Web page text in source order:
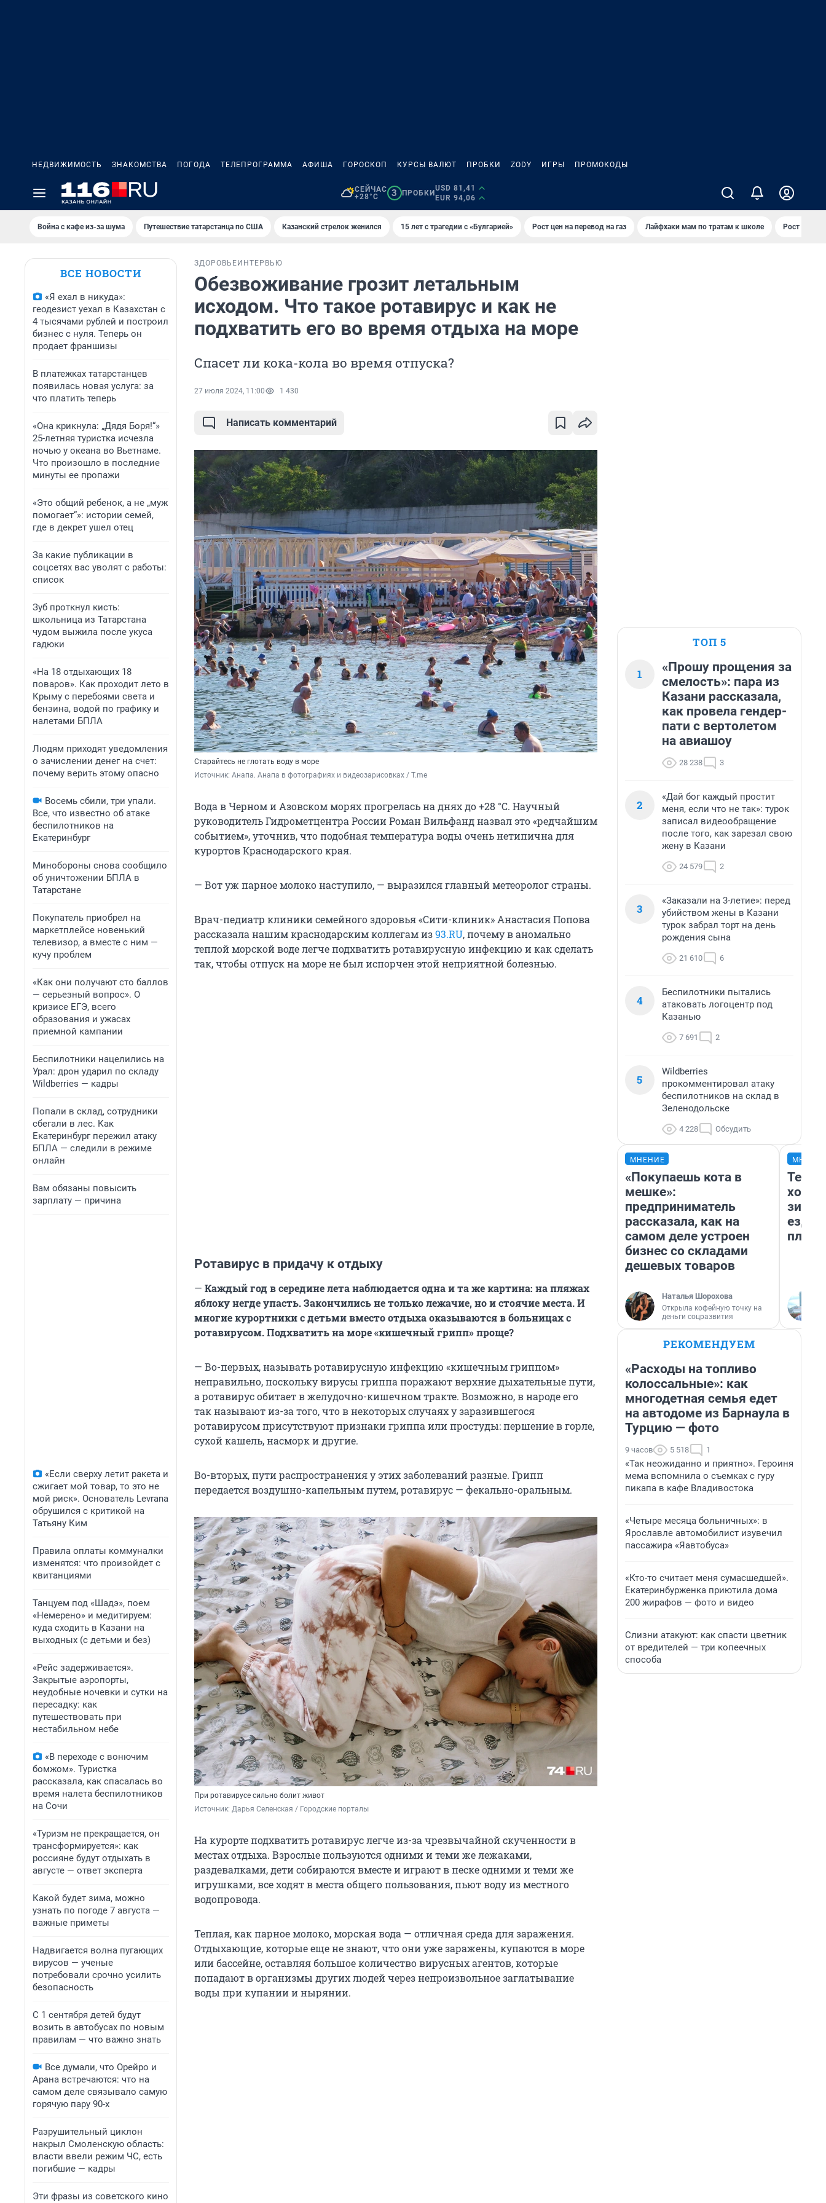
НЕДВИЖИМОСТЬ ЗНАКОМСТВА ПОГОДА ТЕЛЕПРОГРАММА АФИША ГОРОСКОП КУРСЫ ВАЛЮТ ПРОБКИ ZODY ИГРЫ ПРОМОКОДЫ
СЕЙЧАС
+28°C
3 ПРОБКИ
USD 81,41
EUR 94,06
Война с кафе из-за шума Путешествие татарстанца по США Казанский стрелок женился 15 лет с трагедии с «Булгарией» Рост цен на перевод на газ Лайфхаки мам по тратам к школе Рост цен на
ВСЕ НОВОСТИ
«Я ехал в никуда»:
геодезист уехал в Казахстан с
4 тысячами рублей и построил
бизнес с нуля. Теперь он
продает франшизы
В платежках татарстанцев
появилась новая услуга: за
что платить теперь
«Она крикнула: „Дядя Боря!“»
25-летняя туристка исчезла
ночью у океана во Вьетнаме.
Что произошло в последние
минуты ее пропажи
«Это общий ребенок, а не „муж
помогает“»: истории семей,
где в декрет ушел отец
За какие публикации в
соцсетях вас уволят с работы:
список
Зуб проткнул кисть:
школьница из Татарстана
чудом выжила после укуса
гадюки
«На 18 отдыхающих 18
поваров». Как проходит лето в
Крыму с перебоями света и
бензина, водой по графику и
налетами БПЛА
Людям приходят уведомления
о зачислении денег на счет:
почему верить этому опасно
Восемь сбили, три упали.
Все, что известно об атаке
беспилотников на
Екатеринбург
Минобороны снова сообщило
об уничтожении БПЛА в
Татарстане
Покупатель приобрел на
маркетплейсе новенький
телевизор, а вместе с ним —
кучу проблем
«Как они получают сто баллов
— серьезный вопрос». О
кризисе ЕГЭ, всего
образования и ужасах
приемной кампании
Беспилотники нацелились на
Урал: дрон ударил по складу
Wildberries — кадры
Попали в склад, сотрудники
сбегали в лес. Как
Екатеринбург пережил атаку
БПЛА — следили в режиме
онлайн
Вам обязаны повысить
зарплату — причина
«Если сверху летит ракета и
сжигает мой товар, то это не
мой риск». Основатель Levrana
обрушился с критикой на
Татьяну Ким
Правила оплаты коммуналки
изменятся: что произойдет с
квитанциями
Танцуем под «Шадэ», поем
«Немерено» и медитируем:
куда сходить в Казани на
выходных (с детьми и без)
«Рейс задерживается».
Закрытые аэропорты,
неудобные ночевки и сутки на
пересадку: как
путешествовать при
нестабильном небе
«В переходе с вонючим
бомжом». Туристка
рассказала, как спасалась во
время налета беспилотников
на Сочи
«Туризм не прекращается, он
трансформируется»: как
россияне будут отдыхать в
августе — ответ эксперта
Какой будет зима, можно
узнать по погоде 7 августа —
важные приметы
Надвигается волна пугающих
вирусов — ученые
потребовали срочно усилить
безопасность
С 1 сентября детей будут
возить в автобусах по новым
правилам — что важно знать
Все думали, что Орейро и
Арана встречаются: что на
самом деле связывало самую
горячую пару 90-х
Разрушительный циклон
накрыл Смоленскую область:
власти ввели режим ЧС, есть
погибшие — кадры
Эти фразы из советского кино
ЗДОРОВЬЕ ИНТЕРВЬЮ
Обезвоживание грозит летальным
исходом. Что такое ротавирус и как не
подхватить его во время отдыха на море
Спасет ли кока-кола во время отпуска?
27 июля 2024, 11:00 1 430
Написать комментарий
Старайтесь не глотать воду в море
Источник: Анапа. Анапа в фотографиях и видеозарисовках / T.me
Вода в Черном и Азовском морях прогрелась на днях до +28 °С. Научный
руководитель Гидрометцентра России Роман Вильфанд назвал это «редчайшим
событием», уточнив, что подобная температура воды очень нетипична для
курортов Краснодарского края.
— Вот уж парное молоко наступило, — выразился главный метеоролог страны.
Врач-педиатр клиники семейного здоровья «Сити-клиник» Анастасия Попова
рассказала нашим краснодарским коллегам из93.RU, почему в аномально
теплой морской воде легче подхватить ротавирусную инфекцию и как сделать
так, чтобы отпуск на море не был испорчен этой неприятной болезнью.
Ротавирус в придачу к отдыху
— Каждый год в середине лета наблюдается одна и та же картина: на пляжах
яблоку негде упасть. Закончились не только лежачие, но и стоячие места. И
многие курортники с детьми вместо отдыха оказываются в больницах с
ротавирусом. Подхватить на море «кишечный грипп» проще?
— Во-первых, называть ротавирусную инфекцию «кишечным гриппом»
неправильно, поскольку вирусы гриппа поражают верхние дыхательные пути,
а ротавирус обитает в желудочно-кишечном тракте. Возможно, в народе его
так называют из-за того, что в некоторых случаях у заразившегося
ротавирусом присутствуют признаки гриппа или простуды: першение в горле,
сухой кашель, насморк и другие.
Во-вторых, пути распространения у этих заболеваний разные. Грипп
передается воздушно-капельным путем, ротавирус — фекально-оральным.
При ротавирусе сильно болит живот
Источник: Дарья Селенская / Городские порталы
На курорте подхватить ротавирус легче из-за чрезвычайной скученности в
местах отдыха. Взрослые пользуются одними и теми же лежаками,
раздевалками, дети собираются вместе и играют в песке одними и теми же
игрушками, все ходят в места общего пользования, пьют воду из местного
водопровода.
Теплая, как парное молоко, морская вода — отличная среда для заражения.
Отдыхающие, которые еще не знают, что они уже заражены, купаются в море
или бассейне, оставляя большое количество вирусных агентов, которые
попадают в организмы других людей через непроизвольное заглатывание
воды при купании и нырянии.
ТОП 5
1
«Прошу прощения за
смелость»: пара из
Казани рассказала,
как провела гендер-
пати с вертолетом
на авиашоу
28 238 3
2
«Дай бог каждый простит
меня, если что не так»: турок
записал видеообращение
после того, как зарезал свою
жену в Казани
24 579 2
3
«Заказали на 3-летие»: перед
убийством жены в Казани
турок забрал торт на день
рождения сына
21 610 6
4
Беспилотники пытались
атаковать логоцентр под
Казанью
7 691 2
5
Wildberries
прокомментировал атаку
беспилотников на склад в
Зеленодольске
4 228 Обсудить
МНЕНИЕ
«Покупаешь кота в
мешке»:
предприниматель
рассказала, как на
самом деле устроен
бизнес со складами
дешевых товаров
Наталья Шорохова
Открыла кофейную точку на
деньги соцразвития
ездит
РЕКОМЕНДУЕМ
«Расходы на топливо
колоссальные»: как
многодетная семья едет
на автодоме из Барнаула в
Турцию — фото
9 часов 5 518 1
«Так неожиданно и приятно». Героиня
мема вспомнила о съемках с гуру
пикапа в кафе Владивостока
«Четыре месяца больничных»: в
Ярославле автомобилист изувечил
пассажира «Яавтобуса»
«Кто-то считает меня сумасшедшей».
Екатеринбурженка приютила дома
200 жирафов — фото и видео
Слизни атакуют: как спасти цветник
от вредителей — три копеечных
способа